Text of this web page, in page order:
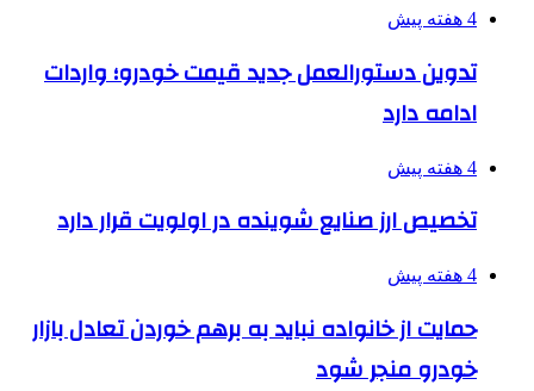
4 هفته پیش
تدوین دستورالعمل جدید قیمت خودرو؛ واردات
ادامه دارد
4 هفته پیش
تخصیص ارز صنایع شوینده در اولویت قرار دارد
4 هفته پیش
حمایت از خانواده نباید به برهم خوردن تعادل بازار
خودرو منجر شود